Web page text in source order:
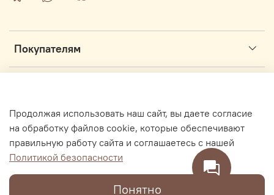
Покупателям
Интернет магазин секонд-хенд ОЖУР.ру основан в 2017 году
Продолжая использовать наш сайт, вы даете согласие
на обработку файлов cookie, которые обеспечивают
правильную работу сайта и соглашаетесь с нашей
Политикой безопасности
Понятно